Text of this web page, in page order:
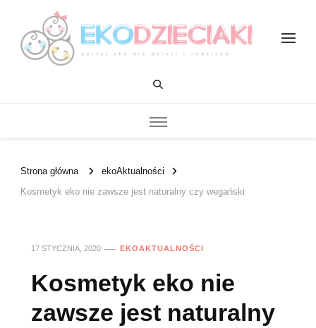
Strona główna
ekoAktualności
Kosmetyk eko nie zawsze jest naturalny czy wegański
17 STYCZNIA, 2020 EKOAKTUALNOŚCI
Kosmetyk eko nie
zawsze jest naturalny